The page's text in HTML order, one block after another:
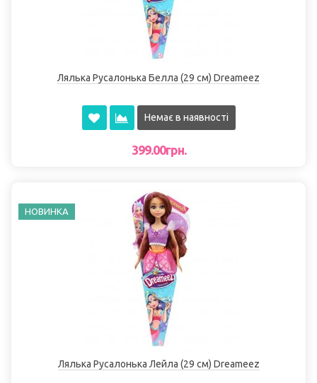
Лялька Русалонька Белла (29 см) Dreameez
Немає в наявності
399.00грн.
НОВИНКА
Лялька Русалонька Лейла (29 см) Dreameez